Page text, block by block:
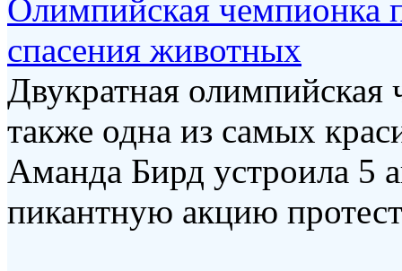
Олимпийская чемпионка
спасения животных
Двукратная
также одна из самых
Аманда Бирд устроила 5
пикантную акцию